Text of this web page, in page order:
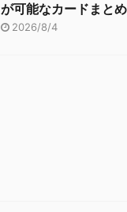
が可能なカードまとめ
2026/8/4